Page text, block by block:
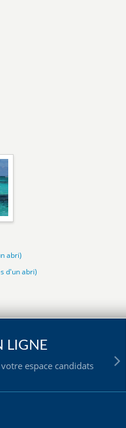
abri)
d'un abri)
LIGNE
espace candidats